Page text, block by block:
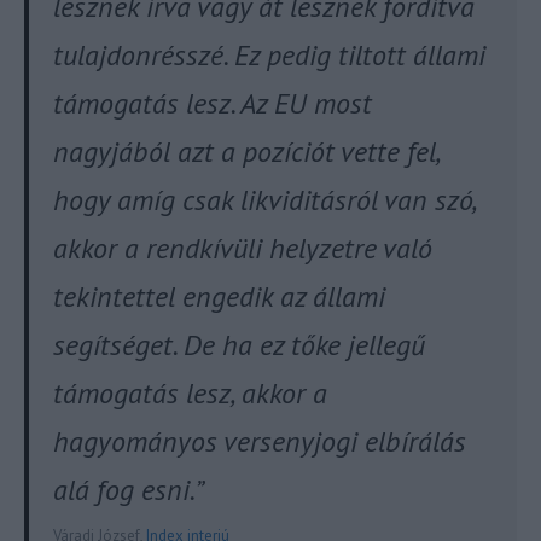
tulajdonrésszé. Ez pedig tiltott állami
támogatás lesz. Az EU most
nagyjából azt a pozíciót vette fel,
hogy amíg csak likviditásról van szó,
akkor a rendkívüli helyzetre való
tekintettel engedik az állami
segítséget. De ha ez tőke jellegű
támogatás lesz, akkor a
hagyományos versenyjogi elbírálás
alá fog esni.”
Váradi József, Index interjú